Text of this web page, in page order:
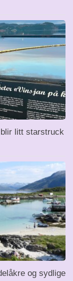
litt starstruck
og sydlige